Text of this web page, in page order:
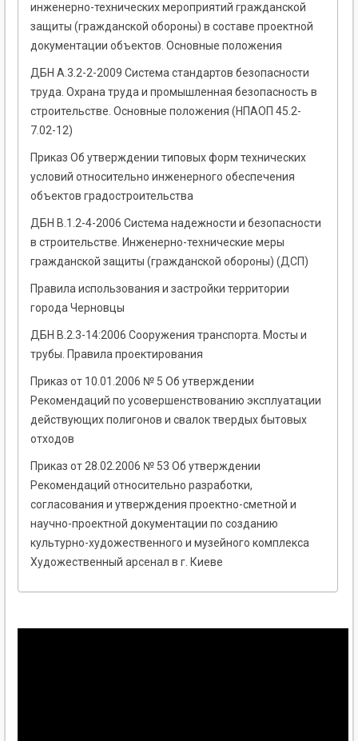
инженерно-технических мероприятий гражданской
защиты (гражданской обороны) в составе проектной
документации объектов. Основные положения
ДБН А.3.2-2-2009 Система стандартов безопасности
труда. Охрана труда и промышленная безопасность в
строительстве. Основные положения (НПАОП 45.2-
7.02-12)
Приказ Об утверждении типовых форм технических
условий относительно инженерного обеспечения
объектов градостроительства
ДБН В.1.2-4-2006 Система надежности и безопасности
в строительстве. Инженерно-технические меры
гражданской защиты (гражданской обороны) (ДСП)
Правила использования и застройки территории
города Черновцы
ДБН В.2.3-14:2006 Сооружения транспорта. Мосты и
трубы. Правила проектирования
Приказ от 10.01.2006 № 5 Об утверждении
Рекомендаций по усовершенствованию эксплуатации
действующих полигонов и свалок твердых бытовых
отходов
Приказ от 28.02.2006 № 53 Об утверждении
Рекомендаций относительно разработки,
согласования и утверждения проектно-сметной и
научно-проектной документации по созданию
культурно-художественного и музейного комплекса
Художественный арсенал в г. Киеве